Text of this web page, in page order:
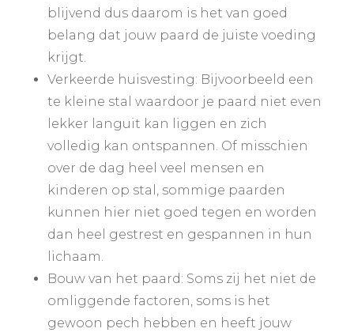
blijvend dus daarom is het van goed
belang dat jouw paard de juiste voeding
krijgt.
Verkeerde huisvesting: Bijvoorbeeld een
te kleine stal waardoor je paard niet even
lekker languit kan liggen en zich
volledig kan ontspannen. Of misschien
over de dag heel veel mensen en
kinderen op stal, sommige paarden
kunnen hier niet goed tegen en worden
dan heel gestrest en gespannen in hun
lichaam.
Bouw van het paard: Soms zij het niet de
omliggende factoren, soms is het
gewoon pech hebben en heeft jouw